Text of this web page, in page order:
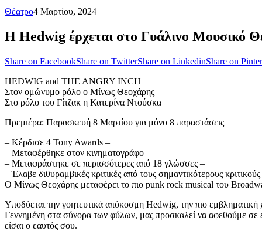
Θέατρο4 Μαρτίου, 2024
Η Hedwig έρχεται στο Γυάλινο Μουσικό
Share on FacebookShare on TwitterShare on LinkedinShare on
HEDWIG and THE ANGRY INCH
Στον ομώνυμο ρόλο ο Μίνως Θεοχάρης
Στο ρόλο του Γίτζακ η Κατερίνα Ντούσκα
Πρεμιέρα: Παρασκευή 8 Μαρτίου για μόνο 8 παραστάσεις
– Κέρδισε 4 Tony Awards –
– Μεταφέρθηκε στον κινηματογράφο –
– Μεταφράστηκε σε περισσότερες από 18 γλώσσες –
– Έλαβε διθυραμβικές κριτικές από τους σημαντικότερους
Ο Μίνως Θεοχάρης μεταφέρει το πιο punk rock musical του
Υποδύεται την γοητευτικά απόκοσμη Hedwig, την πιο
Γεννημένη στα σύνορα των φύλων, μας προσκαλεί να αφεθούμε σε
είσαι ο εαυτός σου.